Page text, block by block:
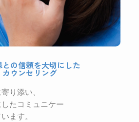
との信頼を大切にした
カウンセリング
り添い、
たコミュニケー
ます。